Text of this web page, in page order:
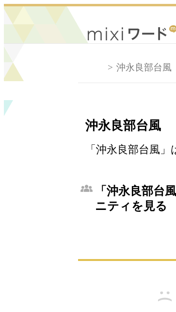
沖永良部台風
沖永良部台風
「沖永良部台風
「沖永良部台
ニティを見る